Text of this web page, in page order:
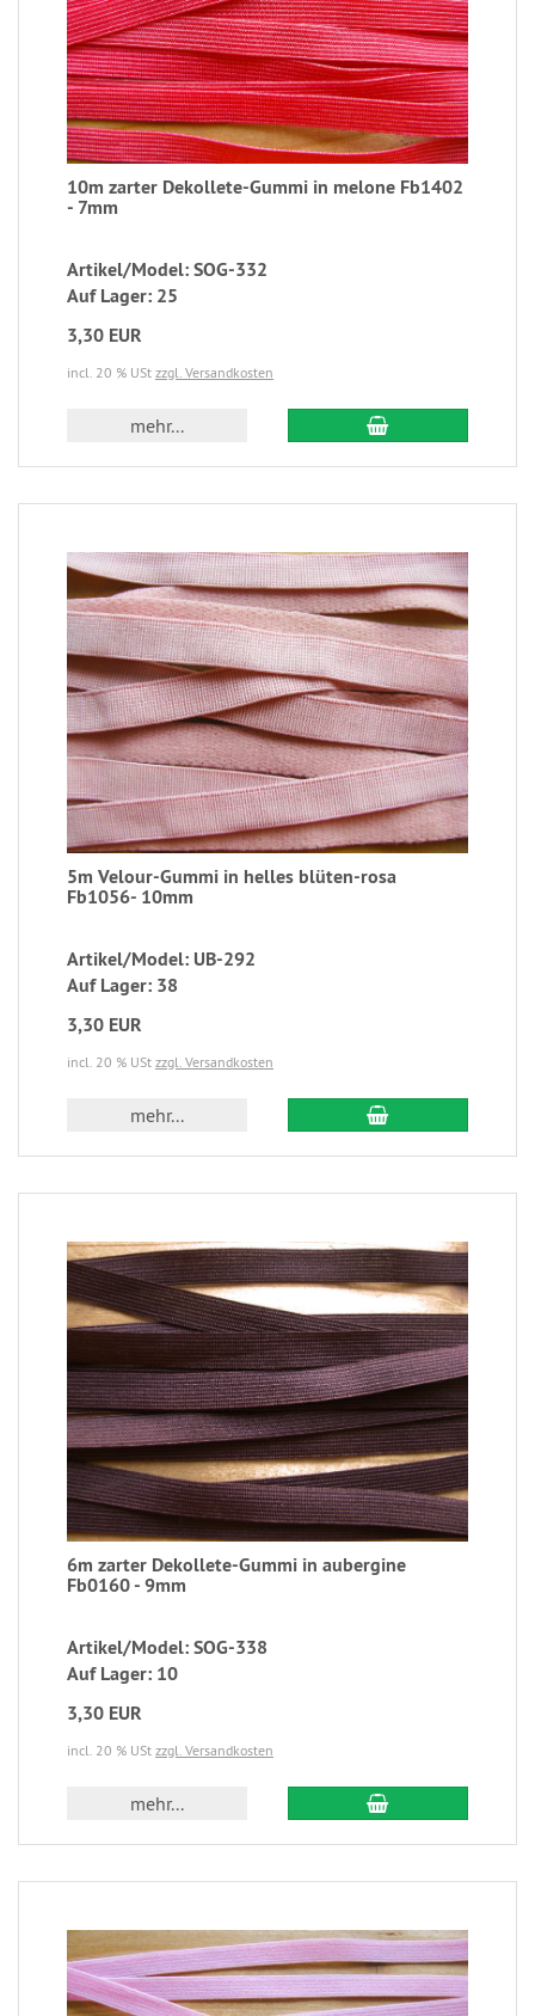
10m zarter Dekollete-Gummi in melone Fb1402
- 7mm
Artikel/Model: SOG-332
Auf Lager: 25
3,30 EUR
incl. 20 % USt zzgl. Versandkosten
mehr...
5m Velour-Gummi in helles blüten-rosa
Fb1056- 10mm
Artikel/Model: UB-292
Auf Lager: 38
3,30 EUR
incl. 20 % USt zzgl. Versandkosten
mehr...
6m zarter Dekollete-Gummi in aubergine
Fb0160 - 9mm
Artikel/Model: SOG-338
Auf Lager: 10
3,30 EUR
incl. 20 % USt zzgl. Versandkosten
mehr...